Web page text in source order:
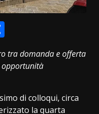
tra domanda e offerta
opportunità
di colloqui, circa
la quarta